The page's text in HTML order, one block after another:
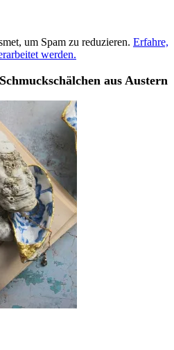
um Spam zu reduzieren. Erfahre,
werden.
aus Austern